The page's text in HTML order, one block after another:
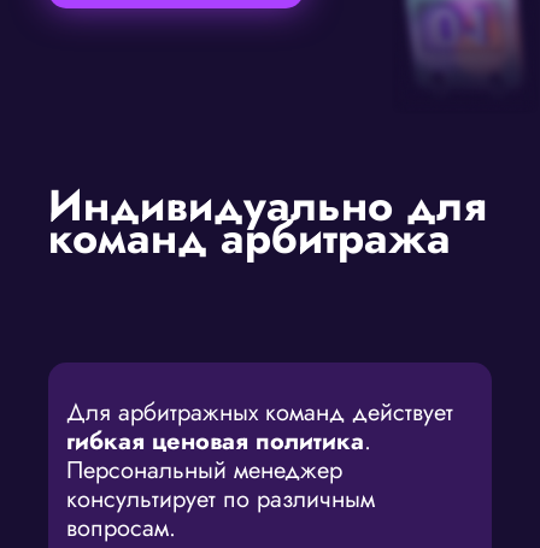
Индивидуально для
команд арбитража
Для арбитражных команд действует
гибкая ценовая политика.
Персональный менеджер
консультирует по различным
вопросам.